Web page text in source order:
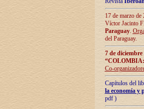
17 de marzo
Víctor Jacinto
Paraguay.
del Paraguay.
7 de
Co-
Capítulos del
la economía y
pdf )